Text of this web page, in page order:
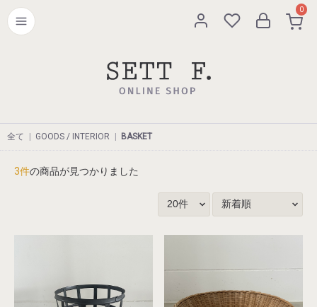
0
全て GOODS / INTERIOR BASKET
3件の商品が見つかりました